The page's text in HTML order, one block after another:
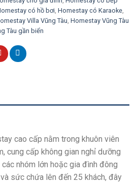
có hồ bơi Homestay có Karaoke
Villa Vũng Tàu Homestay Vũng Tàu
Tàu gần biển
cao cấp nằm trong khuôn viên
cung cấp không gian nghỉ dưỡng
nhóm lớn hoặc gia đình đông
sức chứa lên đến 25 khách, đây